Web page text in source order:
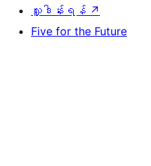
လှူဒါန်းရန် ↗
Five for the Future